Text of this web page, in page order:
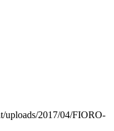
uploads/2017/04/FIORO-